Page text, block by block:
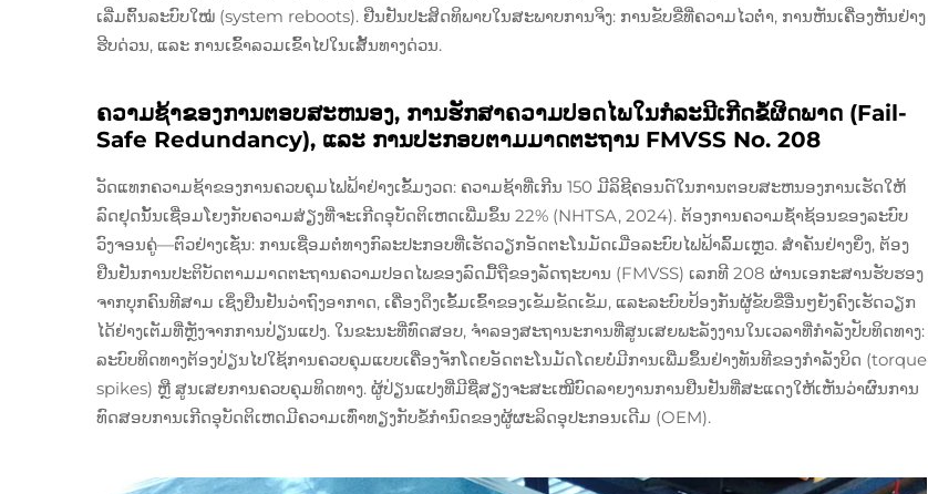
ເລີ່ມຕົ້ນລະບົບໃໝ່ (system reboots). ຢືນຢັນປະສິດທິພາບໃນສະພາບການຈິງ: ການຂັບຂີ່ທີ່ຄວາມໄວຕ່ຳ, ການຫັນເຄື່ອງຫັນຢ່າງ
ຮີບດ່ວນ, ແລະ ການເຂົ້າລວມເຂົ້າໄປໃນເສັ້ນທາງດ່ວນ.
ຄວາມຊ້າຂອງການຕອບສະຫນອງ, ການຮັກສາຄວາມປອດໄພໃນກໍລະນີເກີດຂໍ້ຜິດພາດ (Fail-
Safe Redundancy), ແລະ ການປະກອບຕາມມາດຕະຖານ FMVSS No. 208
ວັດແທກຄວາມຊ້າຂອງການຄວບຄຸມໄຟຟ້າຢ່າງເຂັ້ມງວດ: ຄວາມຊ້າທີ່ເກີນ 150 ມີລິຊີຄອນດ໌ໃນການຕອບສະຫນອງການເຮັດໃຫ້
ລົດຢຸດນັ້ນເຊື່ອມໂຍງກັບຄວາມສ່ຽງທີ່ຈະເກີດອຸບັດຕິເຫດເພີ່ມຂຶ້ນ 22% (NHTSA, 2024). ຕ້ອງການຄວາມຊ້ຳຊ້ອນຂອງລະບົບ
ວົງຈອນຄູ່—ຕົວຢ່າງເຊັ່ນ: ການເຊື່ອມຕໍ່ທາງກົລະປະກອບທີ່ເຮັດວຽກອັດຕະໂນມັດເມື່ອລະບົບໄຟຟ້າລົ້ມເຫຼວ. ສຳຄັນຢ່າງຍິ່ງ, ຕ້ອງ
ຢືນຢັນການປະຕິບັດຕາມມາດຕະຖານຄວາມປອດໄພຂອງລົດມື້ຖືຂອງລັດຖະບານ (FMVSS) ເລກທີ 208 ຜ່ານເອກະສານຮັບຮອງ
ຈາກບຸກຄົນທີສາມ ເຊິ່ງຢືນຢັນວ່າຖົງອາກາດ, ເຄື່ອງດຶງເຂັ້ມເຂົ້າຂອງເຂັມຂັດເຂັມ, ແລະລະບົບປ້ອງກັນຜູ້ຂັບຂີ່ອື່ນໆຍັງຄົງເຮັດວຽກ
ໄດ້ຢ່າງເຕັມທີ່ຫຼັງຈາກການປ່ຽນແປງ. ໃນຂະນະທີ່ທົດສອບ, ຈຳລອງສະຖານະການທີ່ສູນເສຍພະລັງງານໃນເວລາທີ່ກຳລັງປັບທິດທາງ:
ລະບົບທິດທາງຕ້ອງປ່ຽນໄປໃຊ້ການຄວບຄຸມແບບເຄື່ອງຈັກໂດຍອັດຕະໂນມັດໂດຍບໍ່ມີການເພີ່ມຂຶ້ນຢ່າງທັນທີຂອງກຳລັງບິດ (torque
spikes) ຫຼື ສູນເສຍການຄວບຄຸມທິດທາງ. ຜູ້ປ່ຽນແປງທີ່ມີຊື່ສຽງຈະສະເໜີບົດລາຍງານການຢືນຢັນທີ່ສະແດງໃຫ້ເຫັນວ່າຜົນການ
ທົດສອບການເກີດອຸບັດຕິເຫດມີຄວາມເທົ່າທຽງກັບຂໍ້ກຳນົດຂອງຜູ້ຜະລິດອຸປະກອນເດີມ (OEM).